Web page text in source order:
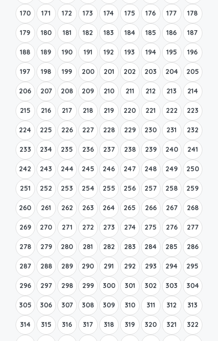
170 171 172 173 174 175 176 177 178
179 180 181 182 183 184 185 186 187
188 189 190 191 192 193 194 195 196
197 198 199 200 201 202 203 204 205
206 207 208 209 210 211 212 213 214
215 216 217 218 219 220 221 222 223
224 225 226 227 228 229 230 231 232
233 234 235 236 237 238 239 240 241
242 243 244 245 246 247 248 249 250
251 252 253 254 255 256 257 258 259
260 261 262 263 264 265 266 267 268
269 270 271 272 273 274 275 276 277
278 279 280 281 282 283 284 285 286
287 288 289 290 291 292 293 294 295
296 297 298 299 300 301 302 303 304
305 306 307 308 309 310 311 312 313
314 315 316 317 318 319 320 321 322